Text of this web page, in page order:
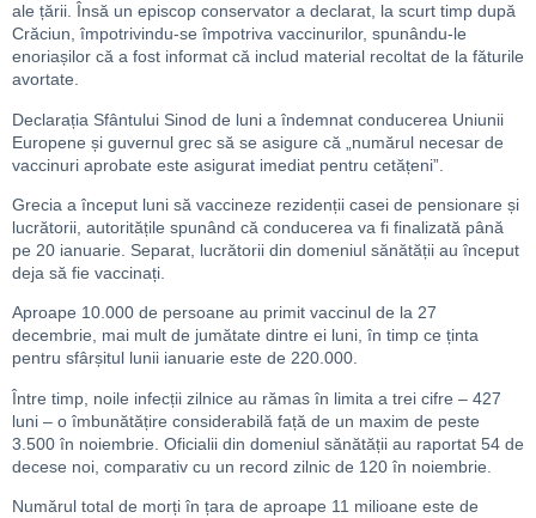
ale țării. Însă un episcop conservator a declarat, la scurt timp după
Crăciun, împotrivindu-se împotriva vaccinurilor, spunându-le
enoriașilor că a fost informat că includ material recoltat de la făturile
avortate.
Declarația Sfântului Sinod de luni a îndemnat conducerea Uniunii
Europene și guvernul grec să se asigure că „numărul necesar de
vaccinuri aprobate este asigurat imediat pentru cetățeni”.
Grecia a început luni să vaccineze rezidenții casei de pensionare și
lucrătorii, autoritățile spunând că conducerea va fi finalizată până
pe 20 ianuarie. Separat, lucrătorii din domeniul sănătății au început
deja să fie vaccinați.
Aproape 10.000 de persoane au primit vaccinul de la 27
decembrie, mai mult de jumătate dintre ei luni, în timp ce ținta
pentru sfârșitul lunii ianuarie este de 220.000.
Între timp, noile infecții zilnice au rămas în limita a trei cifre – 427
luni – o îmbunătățire considerabilă față de un maxim de peste
3.500 în noiembrie. Oficialii din domeniul sănătății au raportat 54 de
decese noi, comparativ cu un record zilnic de 120 în noiembrie.
Numărul total de morți în țara de aproape 11 milioane este de